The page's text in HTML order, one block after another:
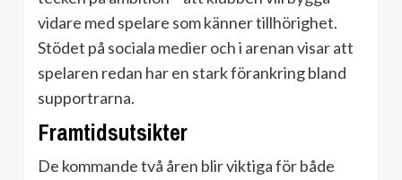
vidare med spelare som känner tillhörighet.
Stödet på sociala medier och i arenan visar att
spelaren redan har en stark förankring bland
supportrarna.
Framtidsutsikter
De kommande två åren blir viktiga för både